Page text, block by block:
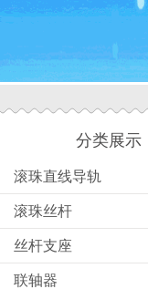
分类展示
滚珠直线导轨
滚珠丝杆
丝杆支座
联轴器